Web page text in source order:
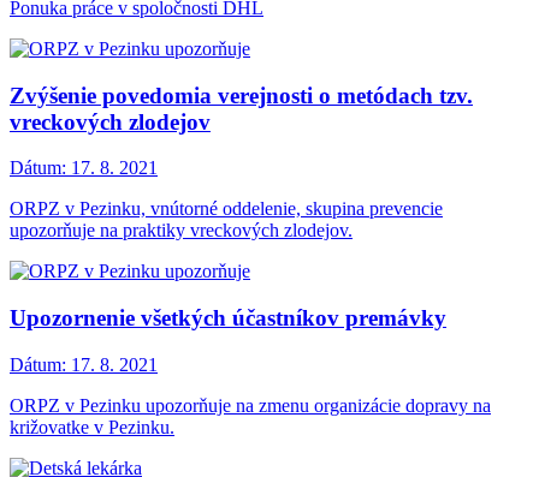
Ponuka práce v spoločnosti DHL
Zvýšenie povedomia verejnosti o metódach tzv.
vreckových zlodejov
Dátum: 17. 8. 2021
ORPZ v Pezinku, vnútorné oddelenie, skupina prevencie
upozorňuje na praktiky vreckových zlodejov.
Upozornenie všetkých účastníkov premávky
Dátum: 17. 8. 2021
ORPZ v Pezinku upozorňuje na zmenu organizácie dopravy na
križovatke v Pezinku.